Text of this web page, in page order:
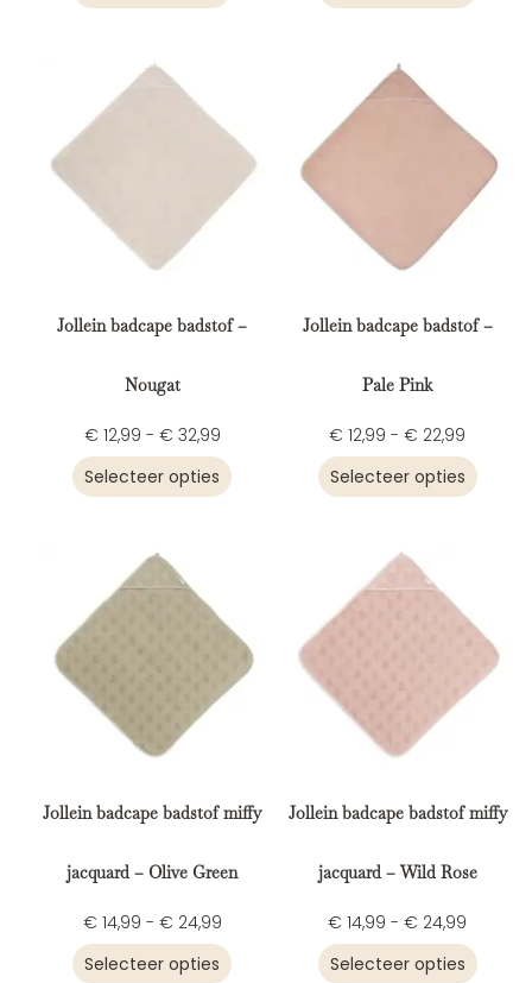
Jollein badcape badstof –
Nougat
€ 12,99 - € 32,99
Selecteer opties
Jollein badcape badstof –
Pale Pink
€ 12,99 - € 22,99
Selecteer opties
Jollein badcape badstof miffy
jacquard – Olive Green
€ 14,99 - € 24,99
Selecteer opties
Jollein badcape badstof miffy
jacquard – Wild Rose
€ 14,99 - € 24,99
Selecteer opties